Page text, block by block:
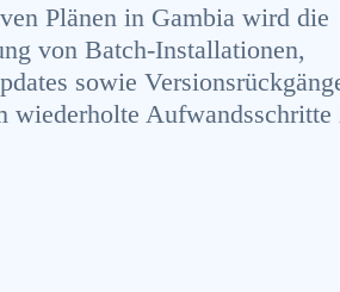
Plänen in Gambia wird die
von Batch-Installationen,
sowie
wiederholte Aufwandsschritte